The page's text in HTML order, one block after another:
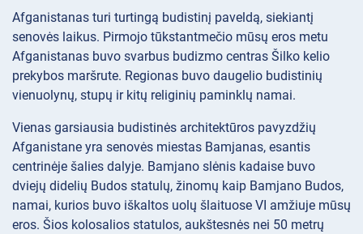
Afganistanas turi turtingą budistinį paveldą, siekiantį
senovės laikus. Pirmojo tūkstantmečio mūsų eros metu
Afganistanas buvo svarbus budizmo centras Šilko kelio
prekybos maršrute. Regionas buvo daugelio budistinių
vienuolynų, stupų ir kitų religinių paminklų namai.
Vienas garsiausia budistinės architektūros pavyzdžių
Afganistane yra senovės miestas Bamjanas, esantis
centrinėje šalies dalyje. Bamjano slėnis kadaise buvo
dviejų didelių Budos statulų, žinomų kaip Bamjano Budos,
namai, kurios buvo iškaltos uolų šlaituose VI amžiuje mūsų
eros. Šios kolosalios statulos, aukštesnės nei 50 metrų